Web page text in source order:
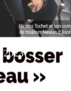
bureau »
2023